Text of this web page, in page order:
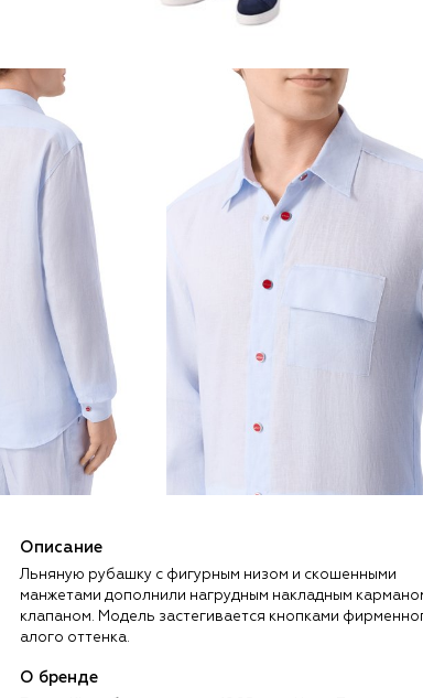
Описание
Льняную рубашку с фигурным низом и скошенными
манжетами дополнили нагрудным накладным
клапаном. Модель застегивается кнопками
алого оттенка.
О бренде